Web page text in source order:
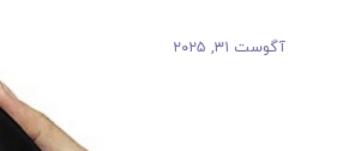
آگوست ۳۱, ۲۰۲۵